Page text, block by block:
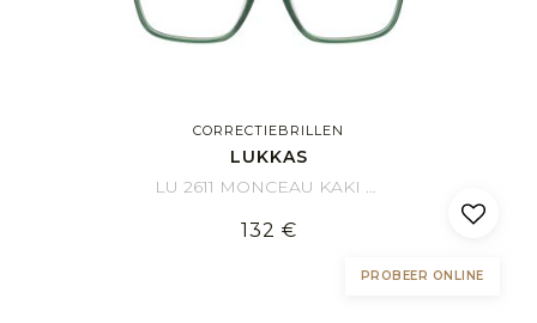
CORRECTIEBRILLEN
LUKKAS
LU 2611 MONCEAU KAKI 55/18
132 €
PROBEER ONLINE